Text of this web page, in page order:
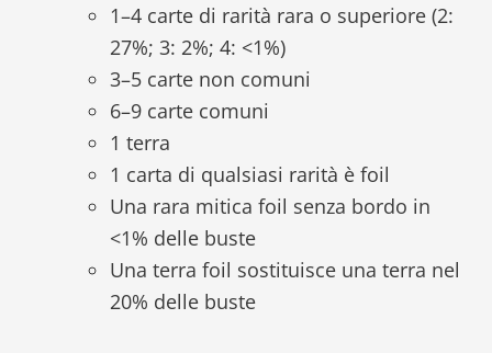
1–4 carte di rarità rara o superiore (2:
27%; 3: 2%; 4: <1%)
3–5 carte non comuni
6–9 carte comuni
1 terra
1 carta di qualsiasi rarità è foil
Una rara mitica foil senza bordo in
<1% delle buste
Una terra foil sostituisce una terra nel
20% delle buste